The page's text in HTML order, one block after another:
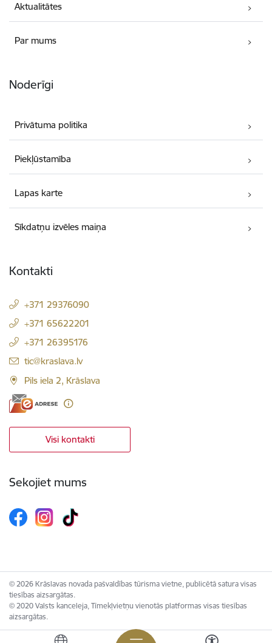
Aktualitātes
Par mums
Noderīgi
Privātuma politika
Piekļūstamība
Lapas karte
Sīkdatņu izvēles maiņa
Kontakti
+371 29376090
+371 65622201
+371 26395176
E-pasts:
tic@kraslava.lv
Pils iela 2, Krāslava
Visi kontakti
Sekojiet mums
© 2026 Krāslavas novada pašvaldības tūrisma vietne, publicētā satura visas
tiesības aizsargātas.
© 2020 Valsts kanceleja, Tīmekļvietņu vienotās platformas visas tiesības
aizsargātas.